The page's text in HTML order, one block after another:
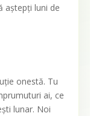
aștepți luni de
onestă. Tu
ai, ce
lunar. Noi